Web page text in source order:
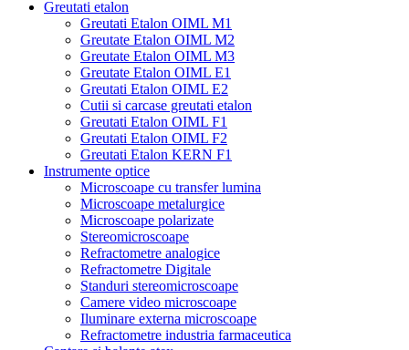
Greutati etalon
Greutati Etalon OIML M1
Greutate Etalon OIML M2
Greutate Etalon OIML M3
Greutate Etalon OIML E1
Greutati Etalon OIML E2
Cutii si carcase greutati etalon
Greutati Etalon OIML F1
Greutati Etalon OIML F2
Greutati Etalon KERN F1
Instrumente optice
Microscoape cu transfer lumina
Microscoape metalurgice
Microscoape polarizate
Stereomicroscoape
Refractometre analogice
Refractometre Digitale
Standuri stereomicroscoape
Camere video microscoape
Iluminare externa microscoape
Refractometre industria farmaceutica